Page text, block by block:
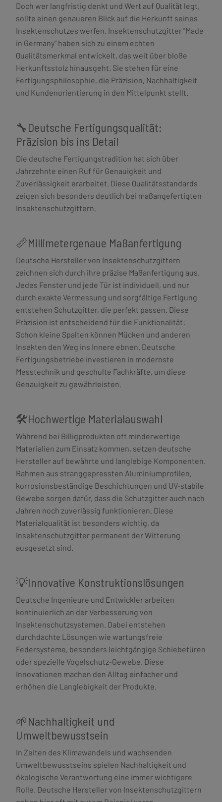
Doch wer langfristig denkt und Wert auf Qualität legt,
sollte einen genaueren Blick auf die Herkunft seines
Insektenschutzes werfen. Insektenschutzgitter "Made
in Germany" haben sich zu einem echten
Qualitätsmerkmal entwickelt, das weit über bloße
Herkunftsstolz hinausgeht. Sie stehen für eine
Fertigungsphilosophie, die Präzision, Nachhaltigkeit
und Kundenorientierung in den Mittelpunkt stellt.
🔧Deutsche Fertigungsqualität:
Präzision bis ins Detail
Die deutsche Fertigungstradition hat sich über
Jahrzehnte einen Ruf für Genauigkeit und
Zuverlässigkeit erarbeitet. Diese Qualitätsstandards
zeigen sich besonders deutlich bei maßangefertigten
Insektenschutzgittern.
📏Millimetergenaue Maßanfertigung
Deutsche Hersteller von Insektenschutzgittern
zeichnen sich durch ihre präzise Maßanfertigung aus.
Jedes Fenster und jede Tür ist individuell, und nur
durch exakte Vermessung und sorgfältige Fertigung
entstehen Schutzgitter, die perfekt passen. Diese
Präzision ist entscheidend für die Funktionalität:
Schon kleine Spalten können Mücken und anderen
Insekten den Weg ins Innere ebnen. Deutsche
Fertigungsbetriebe investieren in modernste
Messtechnik und geschulte Fachkräfte, um diese
Genauigkeit zu gewährleisten.
🛠️Hochwertige Materialauswahl
Während bei Billigprodukten oft minderwertige
Materialien zum Einsatz kommen, setzen deutsche
Hersteller auf bewährte und langlebige Komponenten.
Rahmen aus stranggepressten Aluminiumprofilen,
korrosionsbeständige Beschichtungen und UV-stabile
Gewebe sorgen dafür, dass die Schutzgitter auch nach
Jahren noch zuverlässig funktionieren. Diese
Materialqualität ist besonders wichtig, da
Insektenschutzgitter permanent der Witterung
ausgesetzt sind.
💡Innovative Konstruktionslösungen
Deutsche Ingenieure und Entwickler arbeiten
kontinuierlich an der Verbesserung von
Insektenschutzsystemen. Dabei entstehen
durchdachte Lösungen wie wartungsfreie
Federsysteme, besonders leichtgängige Schiebetüren
oder spezielle Vogelschutz-Gewebe. Diese
Innovationen machen den Alltag einfacher und
erhöhen die Langlebigkeit der Produkte.
🌱Nachhaltigkeit und
Umweltbewusstsein
In Zeiten des Klimawandels und wachsenden
Umweltbewusstseins spielen Nachhaltigkeit und
ökologische Verantwortung eine immer wichtigere
Rolle. Deutsche Hersteller von Insektenschutzgittern